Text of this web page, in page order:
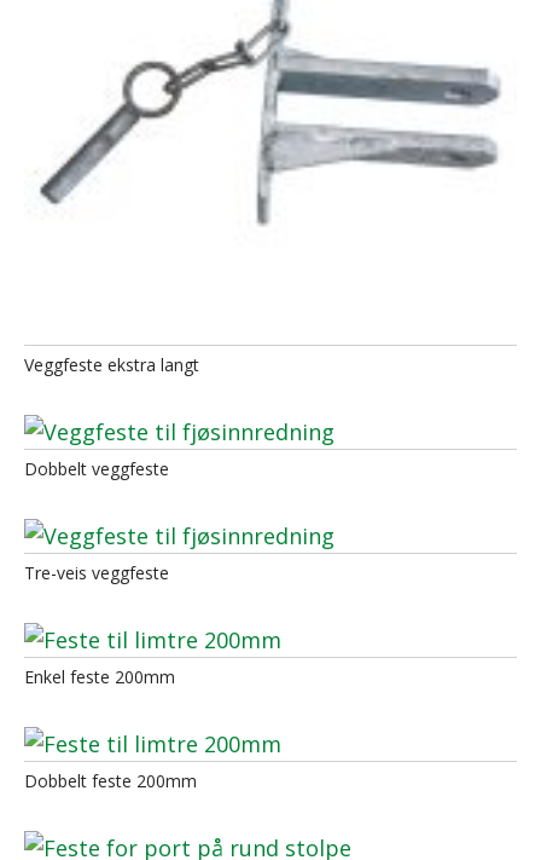
Veggfeste ekstra langt
Dobbelt veggfeste
Tre-veis veggfeste
Enkel feste 200mm
Dobbelt feste 200mm